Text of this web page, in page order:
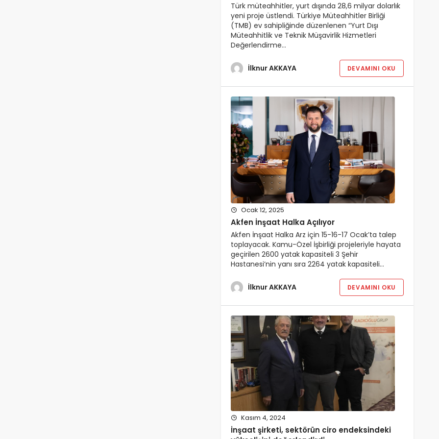
Türk müteahhitler, yurt dışında 28,6 milyar dolarlık
yeni proje üstlendi. Türkiye Müteahhitler Birliği
(TMB) ev sahipliğinde düzenlenen “Yurt Dışı
Müteahhitlik ve Teknik Müşavirlik Hizmetleri
Değerlendirme…
İlknur AKKAYA DEVAMINI OKU
Ocak 12, 2025
Akfen İnşaat Halka Açılıyor
Akfen İnşaat Halka Arz için 15-16-17 Ocak’ta talep
toplayacak. Kamu-Özel İşbirliği projeleriyle hayata
geçirilen 2600 yatak kapasiteli 3 Şehir
Hastanesi’nin yanı sıra 2264 yatak kapasiteli…
İlknur AKKAYA DEVAMINI OKU
Kasım 4, 2024
İnşaat şirketi, sektörün ciro endeksindeki